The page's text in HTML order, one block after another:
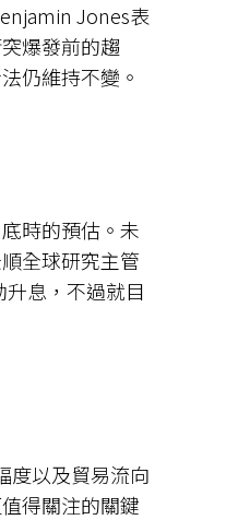
Jones表
爆發前的趨
仍維持不變。
時的預估。未
全球研究主管
息，不過就目
度以及貿易流向
得關注的關鍵